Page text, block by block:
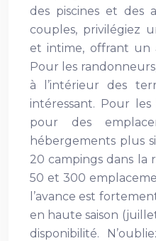
des piscines et des
couples, privilégiez
et intime, offrant un
Pour les
à l’intérieur des
intéressant. Pour
pour des
hébergements plus
20 campings dans la
50 et 300
l’avance est
en haute saison
disponibilité.